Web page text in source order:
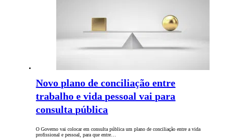
Novo plano de conciliação entre
trabalho e vida pessoal vai para
consulta pública
O Governo vai colocar em consulta pública um plano de conciliação entre a vida
profissional e pessoal, para que entre…